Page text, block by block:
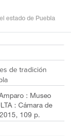
estado de Puebla
de tradición
: Museo
: Cámara de
109 p.